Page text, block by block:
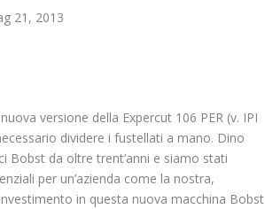
21, 2013
versione della Expercut 106 PER (v. IPI
dividere i fustellati a mano. Dino
Bobst da oltre trent’anni e siamo stati
per un’azienda come la nostra,
in questa nuova macchina Bobst